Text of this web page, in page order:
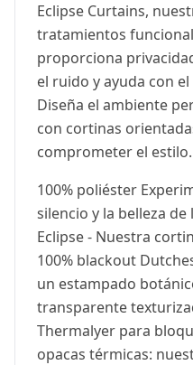
Eclipse Curtains,
tratamientos
proporciona
el ruido y ayuda con
Diseña el ambiente
con cortinas
comprometer el estilo.
100% poliéster
silencio y la belleza
Eclipse - Nuestra
100% blackout
un estampado
transparente
Thermalyer para
opacas térmicas: